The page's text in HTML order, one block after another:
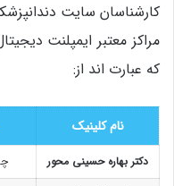
کارشناسان سایت
مراکز معتبر ایمپلنت
که عبارت اند از:
نامکلینیک
دکتر بهاره حسینی محور